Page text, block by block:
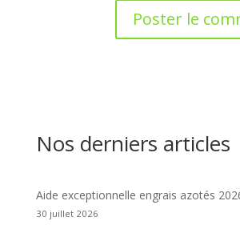
Nos derniers articles
Aide exceptionnelle engrais azotés
30 juillet 2026